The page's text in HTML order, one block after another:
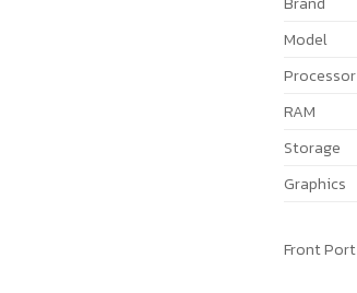
Model
Processor
RAM
Storage
Graphics
Front Port